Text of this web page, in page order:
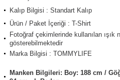
Kalıp Bilgisi : Standart Kalıp
Ürün / Paket İçeriği : T-Shirt
Fotoğraf çekimlerinde kullanılan ışık
gösterebilmektedir
Marka Bilgisi : TOMMYLIFE
Manken Bilgileri: Boy: 188 cm /